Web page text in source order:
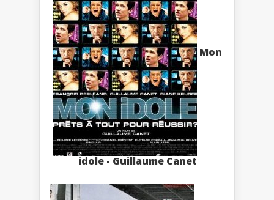
Mon
idole - Guillaume Canet